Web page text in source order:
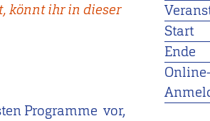
Start
Ende
könnt ihr in dieser
Programme vor,